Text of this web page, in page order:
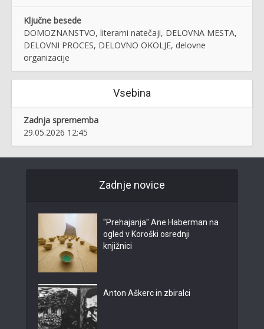
Ključne besede
DOMOZNANSTVO, literarni natečaji, DELOVNA MESTA,
DELOVNI PROCES, DELOVNO OKOLJE, delovne
organizacije
Vsebina
Zadnja sprememba
29.05.2026 12:45
Zadnje novice
"Prehajanja" Ane Haberman na
ogled v Koroški osrednji
knjižnici
Anton Aškerc in zbiralci